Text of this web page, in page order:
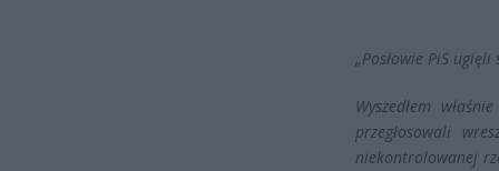
„Posłowie PiS
Wyszedłem
przegłosowali
niekontrolowanej